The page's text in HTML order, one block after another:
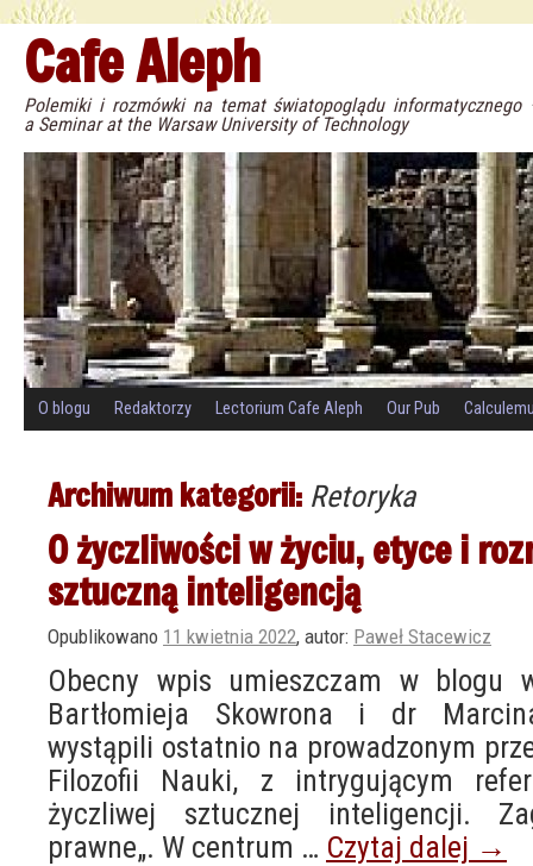
Cafe Aleph
Polemiki i rozmówki na temat światopoglądu informatycznego
a Seminar at the Warsaw University of Technology
O blogu Redaktorzy Lectorium Cafe Aleph Our Pub
Archiwum kategorii: Retoryka
O życzliwości w życiu, etyce i
sztuczną inteligencją
Opublikowano 11 kwietnia 2022, autor: Paweł Stacewicz
Obecny wpis umieszczam w blogu
Bartłomieja Skowrona i dr
wystąpili ostatnio na prowadzonym
Filozofii Nauki, z intrygującym
życzliwej sztucznej inteligencji.
prawne„. W centrum … Czytaj dalej →